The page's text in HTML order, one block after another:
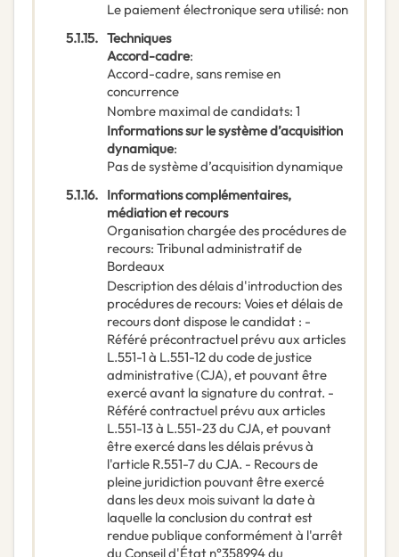
Le paiement électronique sera utilisé: non
5.1.15. Techniques
Accord-cadre:
Accord-cadre, sans remise en
concurrence
Nombre maximal de candidats: 1
Informations sur le système d’acquisition
dynamique:
Pas de système d’acquisition dynamique
5.1.16. Informations complémentaires,
médiation et recours
Organisation chargée des procédures de
recours: Tribunal administratif de
Bordeaux
Description des délais d'introduction des
procédures de recours: Voies et délais de
recours dont dispose le candidat : -
Référé précontractuel prévu aux articles
L.551-1 à L.551-12 du code de justice
administrative (CJA), et pouvant être
exercé avant la signature du contrat. -
Référé contractuel prévu aux articles
L.551-13 à L.551-23 du CJA, et pouvant
être exercé dans les délais prévus à
l'article R.551-7 du CJA. - Recours de
pleine juridiction pouvant être exercé
dans les deux mois suivant la date à
laquelle la conclusion du contrat est
rendue publique conformément à l'arrêt
du Conseil d'État n°358994 du